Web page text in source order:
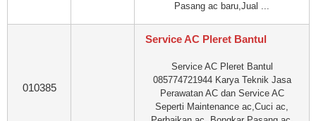
Pasang ac baru,Jual ...
010385
Service AC Pleret Bantul
Service AC Pleret Bantul
085774721944 Karya Teknik Jasa
Perawatan AC dan Service AC
Seperti Maintenance ac,Cuci ac,